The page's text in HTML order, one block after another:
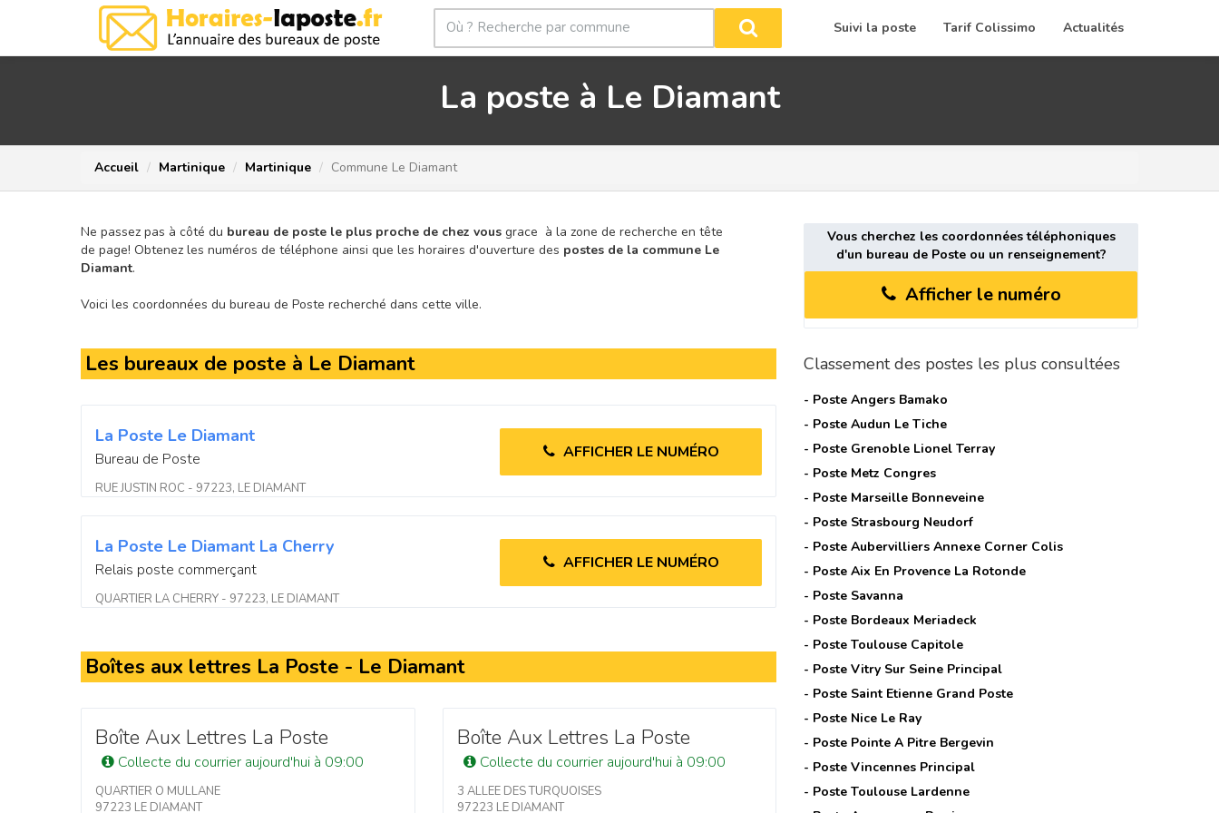
Suivi la poste Tarif Colissimo Actualités
La poste à Le Diamant
Accueil Martinique Martinique Commune Le Diamant
Ne passez pas à côté du bureau de poste le plus proche de chez vous grace à la zone de recherche en tête
de page! Obtenez les numéros de téléphone ainsi que les horaires d'ouverture des postes de la commune Le
Diamant.
Voici les coordonnées du bureau de Poste recherché dans cette ville.
Les bureaux de poste à Le Diamant
La Poste Le Diamant
Bureau de Poste
RUE JUSTIN ROC - 97223, LE DIAMANT
AFFICHER LE NUMÉRO
La Poste Le Diamant La Cherry
Relais poste commerçant
QUARTIER LA CHERRY - 97223, LE DIAMANT
AFFICHER LE NUMÉRO
Boîtes aux lettres La Poste - Le Diamant
Boîte Aux Lettres La Poste
Collecte du courrier aujourd'hui à 09:00
QUARTIER O MULLANE
97223 LE DIAMANT
Boîte Aux Lettres La Poste
Collecte du courrier aujourd'hui à 09:00
3 ALLEE DES TURQUOISES
97223 LE DIAMANT
Vous cherchez les coordonnées téléphoniques
d'un bureau de Poste ou un renseignement?
Afficher le numéro
Classement des postes les plus consultées
- PosteAngers Bamako
- PosteAudun Le Tiche
- Poste Grenoble Lionel Terray
- Poste Metz Congres
- Poste Marseille Bonneveine
- Poste Strasbourg Neudorf
- PosteAubervilliers Annexe Corner Colis
- PosteAix En Provence La Rotonde
- Poste Savanna
- Poste Bordeaux Meriadeck
- PosteToulouse Capitole
- PosteVitry Sur Seine Principal
- Poste Saint Etienne Grand Poste
- Poste Nice Le Ray
- Poste Pointe A Pitre Bergevin
- PosteVincennes Principal
- PosteToulouse Lardenne